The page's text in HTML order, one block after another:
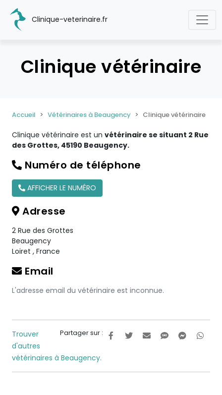
Clinique-veterinaire.fr
Clinique vétérinaire
Accueil Vétérinaires à Beaugency Clinique vétérinaire
Clinique vétérinaire est un vétérinaire se situant 2 Rue
des Grottes, 45190 Beaugency.
Numéro de téléphone
AFFICHER LE NUMÉRO
Adresse
2 Rue des Grottes
Beaugency
Loiret , France
Email
L'adresse email du vétérinaire est inconnue.
Partager sur :
Trouver
d'autres
vétérinaires à Beaugency.